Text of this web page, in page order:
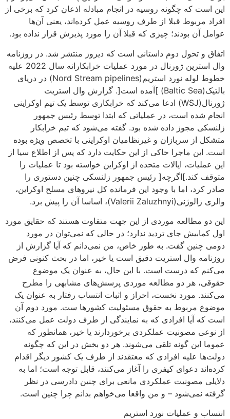
این است که چگونه روسیه در انجام مبادله اذعان کرد که برخی از
افراد مربوط قبلا از طرف روسیه عمل کرده‌اند، یعنی آن‌ها
عوامل آن بودند؛ چیزی که قبلا آن را مورد پذیرش قرار نداده بود.
اتفاق و تحول دوم داستانی است که دیروز منتشر شد. در روزنامه
وال استرین ژورنال در مورد عملیات خرابکارانه سال 2022 علیه
خطوط لوله نورد استریم(Nord Stream pipelines) در دریای
بالتیک(Baltic Sea) ]آمده است[. گزارش وال استریت
ژورنال(WSJ) ادعا می‌کند که خرابکاری توسط یک تیم اوکراینی
انجام شده است، در عملیاتی که ابتدا توسط رئیس جمهور
زلنسکی مجوز داده شده بود. گفته می‌شود که تیم خرابکار
متشکل از سربازان و غیرنظامیان اوکراینی با تخصص ویژه بوده
است. این ماجرا حاکی از این حکایت دارد که پس از اطلاع سیا از
این عملیات، ایالات متحده از اوکراین خواسته بود تا عملیات را
متوقف کند.]اگرچه[ رئیس جمهور زلنسکی چنین دستوری را
صادر کرد، اما با وجود این فرمانده کل نیروهای مسلح اوکراین،
والری زالوژنی(Valerii Zaluzhnyi)، اساسا آن را پیش برد.
این دو مطالعه موردی از این جهت متفاوت هستند که حقایق مورد
اول کمابیش جای تردید ندارد؛ در حالی که نمی‌توان در مورد
دومی چنین گفت. به طور خاص، من نمی‌دانم که آیا گزارش از
روزنامه وال استریت دقیق است یا خیر، اما در بحث کنونی فرض
می‌کنم که درست است. با این حال، به عنوان یک موضوع
حقوقی، هر دو مطالعه موردی پرسش‌های مشابهی را مطرح
می‌کنند. مورد نخست، احراز و اثبات انتساب رفتار به عنوان یک
موضوع مربوط به حقوق مسئولیت کشورها ست. مورد دوم آن
است که آیا افرادی که به نمایندگی از طرف دولت عمل می‌کنند،
از نوعی مصونیت عملکردی برخوردارند یا خیر، همانطور که
عموما این گونه تلقی می‌شوند. هر دو بخش در این که چگونه
دولت‌ها علیه افرادی که معتقدند از طرف یک کشور دیگر اقدام
کرده‌اند دعوای کیفری را آغاز می‌کنند، قابل توجه است؛ اما به
دلایلی مصونیت عملکردی مانعی برای چنین دادرسی در نظر
گرفته نمی‌شود – و من واقعا می‌خواهم بدانم چرا چنین است.
انتساب و عملیات نورد استریم